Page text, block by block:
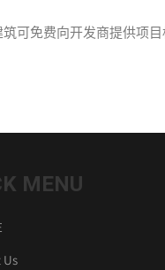
筑可免费向开发商提供项
MENU
Us